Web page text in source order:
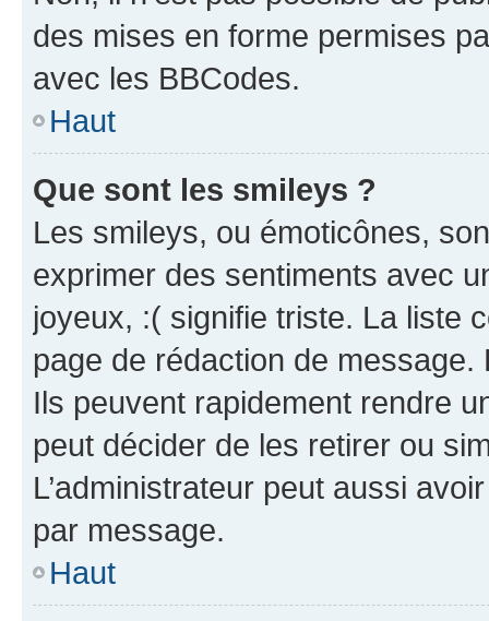
des mises en forme permises
avec les BBCodes.
Haut
Que sont les smileys ?
Les smileys, ou émoticônes,
exprimer des sentiments avec
joyeux, :( signifie triste. La liste
page de rédaction de
Ils peuvent rapidement rendre
peut décider de les retirer ou
L’administrateur peut aussi
par message.
Haut